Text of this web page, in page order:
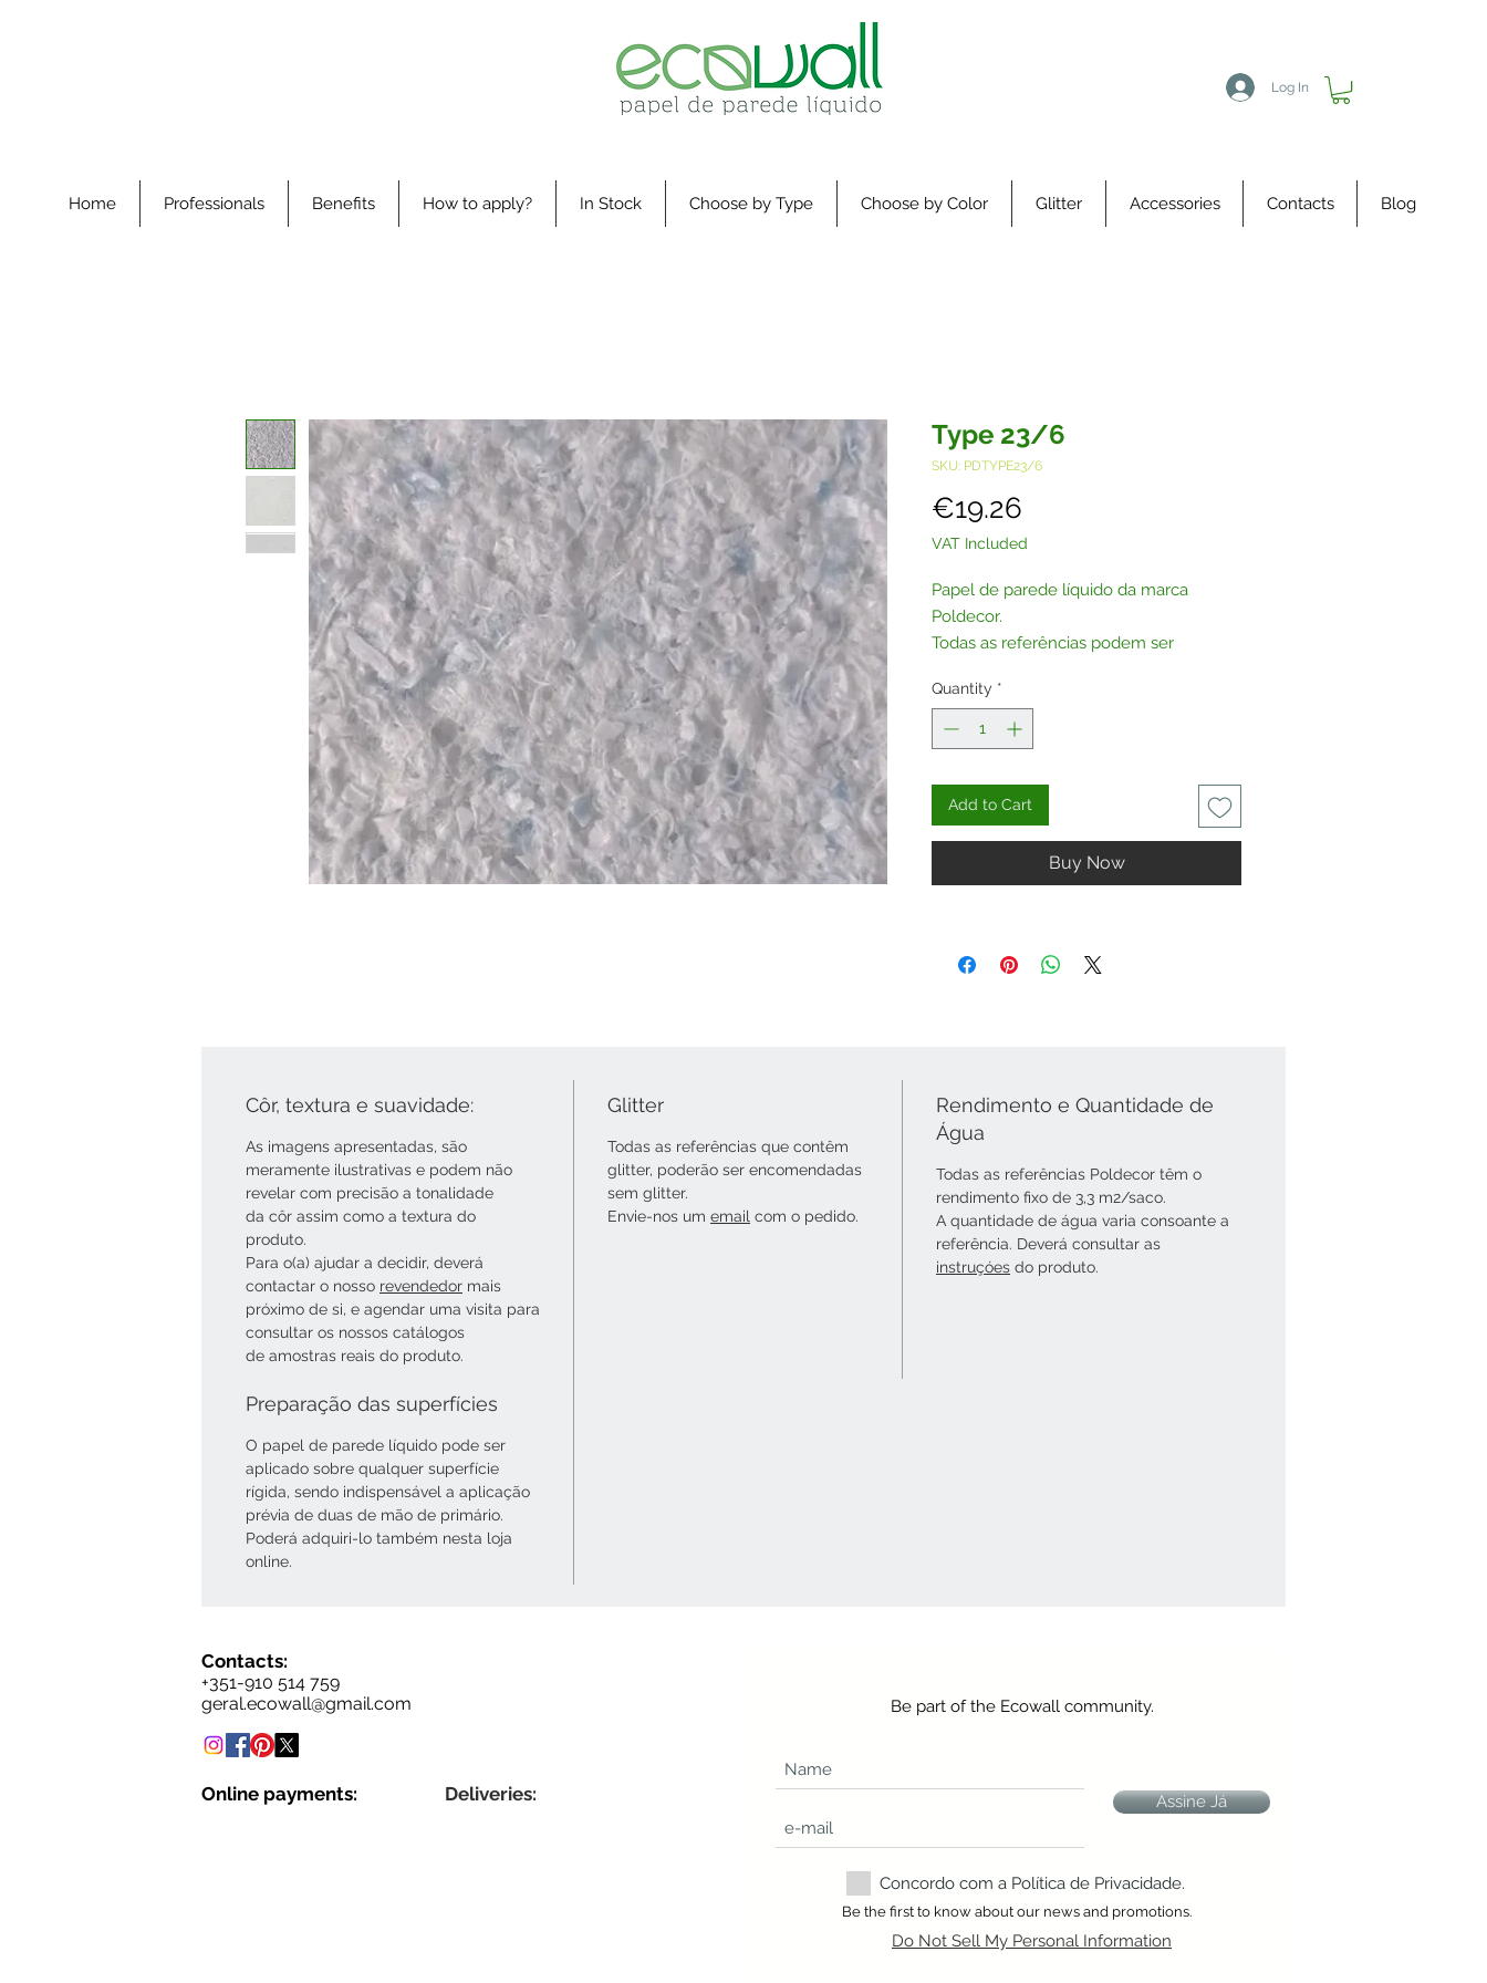
Log In
Home Professionals Benefits How to apply? In Stock Choose by Type Choose by Color Glitter Accessories Contacts Blog
Type 23/6
SKU: PDTYPE23/6
€19.26
VAT Included
Papel de parede líquido da marca
Poldecor.
Todas as referências podem ser
Contacte-nos
Quantity *
Add to Cart
Buy Now
Côr, textura e suavidade:
As imagens apresentadas, são
meramente ilustrativas e podem não
revelar com precisão a tonalidade
da côr assim como a textura do
produto.
Para o(a) ajudar a decidir, deverá
contactar o nosso revendedor mais
próximo de si, e agendar uma visita para
consultar os nossos catálogos
de amostras reais do produto.
Glitter
Todas as referências que contêm
glitter, poderão ser encomendadas
sem glitter.
Envie-nos um email com o pedido.
Rendimento e Quantidade de
Água
Todas as referências Poldecor têm o
rendimento fixo de 3,3 m2/saco.
A quantidade de água varia consoante a
referência. Deverá consultar as
instruçóes do produto.
Preparação das superfícies
O papel de parede líquido pode ser
aplicado sobre qualquer superfície
rígida, sendo indispensável a aplicação
prévia de duas de mão de primário.
Poderá adquiri-lo também nesta loja
online.
Contacts:
+351-910 514 759
geral.ecowall@gmail.com
Online payments: Deliveries:
Be part of the Ecowall community.
Assine Já
Concordo com a Política de Privacidade.
Be the first to know about our news and promotions.
Do Not Sell My Personal Information